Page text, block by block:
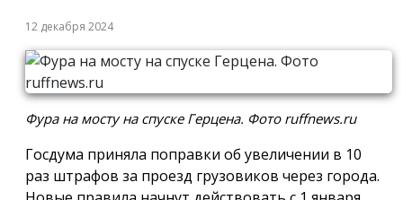
12 декабря 2024
Фура на мосту на спуске Герцена. Фото ruffnews.ru
Госдума приняла поправки об увеличении в 10
раз штрафов за проезд грузовиков через города.